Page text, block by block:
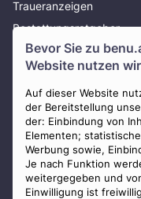
Bevor Sie zu
Website nutzen
Auf dieser Website
der Bereitstellung
der: Einbindung von
Elementen;
Werbung sowie,
Je nach Funktion
weitergegeben und
Einwilligung ist
Traueranzeigen
Bestattungsratgeber
Über uns
Presse
AGB
Impressum
Datenschutz
Widerrufsbelehrung
Zahlungsmöglichkeiten